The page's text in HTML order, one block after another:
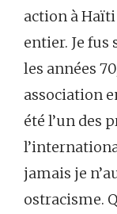
action à
entier. Je fus
les années
association
été l’un des
jamais je
ostracisme.